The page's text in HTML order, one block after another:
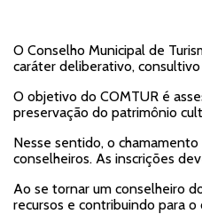
O Conselho Municipal de
caráter deliberativo,
O objetivo do COMTUR é
preservação do patrimônio
Nesse sentido, o
conselheiros. As inscrições
Ao se tornar um conselheiro
recursos e contribuindo para